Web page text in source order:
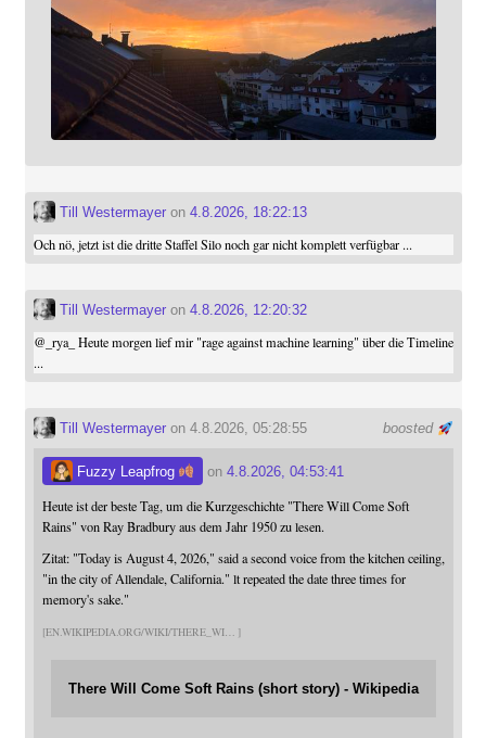
Till Westermayeron 4.8.2026, 18:22:13
Och nö, jetzt ist die dritte Staffel Silo noch gar nicht komplett verfügbar ...
Till Westermayeron 4.8.2026, 12:20:32
@ _rya_ Heute morgen lief mir "rage against machine learning" über die Timeline
...
boosted
Till Westermayeron 4.8.2026, 05:28:55
Fuzzy Leapfrog on4.8.2026, 04:53:41
Heute ist der beste Tag, um die Kurzgeschichte "There Will Come Soft
Rains" von Ray Bradbury aus dem Jahr 1950 zu lesen.
Zitat: "Today is August 4, 2026," said a second voice from the kitchen ceiling,
"in the city of Allendale, California." lt repeated the date three times for
memory's sake."
EN.WIKIPEDIA.ORG/WIKI/THERE_WI
There Will Come Soft Rains (short story) - Wikipedia